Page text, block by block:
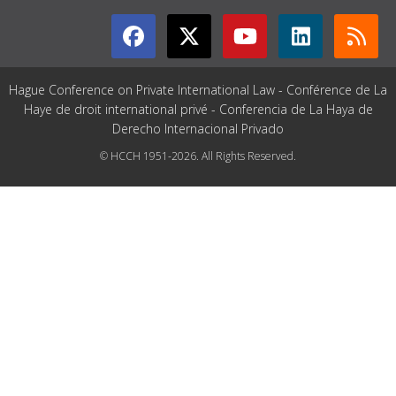
Hague Conference on Private International Law - Conférence de La
Haye de droit international privé - Conferencia de La Haya de
Derecho Internacional Privado
© HCCH 1951-2026. All Rights Reserved.